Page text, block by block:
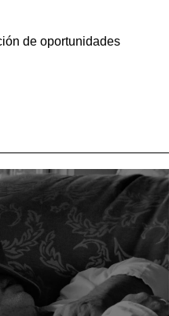
de oportunidades